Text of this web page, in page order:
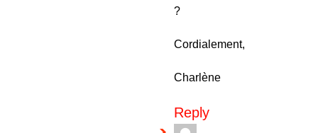
?
Cordialement,
Charlène
Reply